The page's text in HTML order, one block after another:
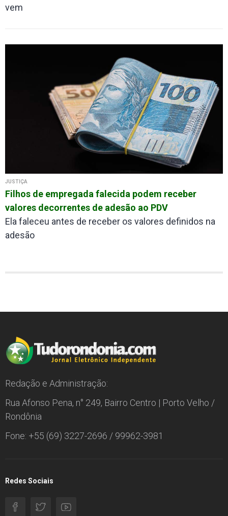
vem
JUSTIÇA
Filhos de empregada falecida podem receber
valores decorrentes de adesão ao PDV
Ela faleceu antes de receber os valores definidos na
adesão
Redação e Administração:
Rua Afonso Pena, n° 249, Bairro Centro | Porto Velho /
Rondônia
Fone: +55 (69) 3227-2696 / 99962-3981
Redes Sociais